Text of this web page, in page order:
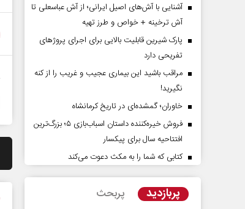
آشنایی با آش‌های اصیل ایرانی؛ از آش عباسعلی تا
آش ترخینه + خواص و طرز تهیه
پارک شیرین قابلیت‌ بالایی برای اجرای پروژهای
تفریحی دارد
مراقب باشید این بیماری عجیب و غریب را از کنه
نگیرید!
خاوران؛ گمشده‌ای در تاریخ کرمانشاه
فروش خیره‌کننده داستان اسباب‌بازی ۵؛ بزرگ‌ترین
افتتاحیه سال برای پیکسار
کتابی که شما را به مکث دعوت می‌کند
پربازدید پربحث
ادعا‌های خلاف واقع آمریکا
اربعین